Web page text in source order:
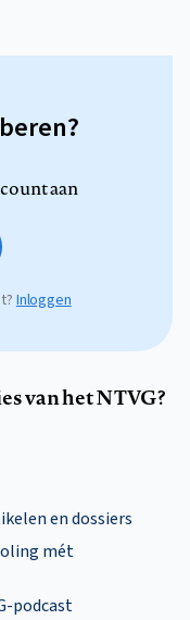
aan
Inloggen
van het NTVG?
en dossiers
mét
podcast